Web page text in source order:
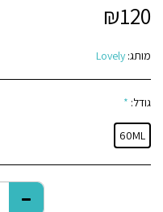
₪120
מותג: Lovely
גודל: *
60ML